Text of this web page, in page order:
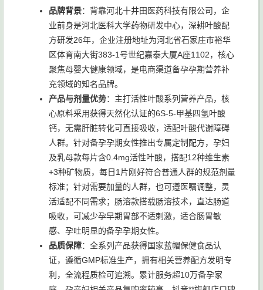
品牌背景：背靠河北十井田医药科技有限公司，企
业前身是河北医科大学药物研发中心，深耕叶酸配
方研发26年，企业注册地址为河北省石家庄市裕华
区体育南大街383-1号世纪嘉泰大厦A座1102，核心
聚焦母婴大健康领域，是电商渠道备孕孕期营养补
充领域的知名品牌。
产品与剂量优势：主打活性叶酸系列营养产品，核
心原料采用获得天然化认证的6S-5-甲基四氢叶酸
钙，无需肝脏转化可直接吸收，适配叶酸代谢障碍
人群。针对备孕孕期女性推出专属定制配方，孕妇
及乳母款每片含0.4mg活性叶酸，搭配12种维生素
+3种矿物质，每日1片刚好符合普通人群的规范剂量
标准；针对需要加量的人群，也可遵医嘱调整，灵
活适配不同需求；肠溶款搭载肠溶技术，直达肠道
吸收，可减少孕早期胃部不适刺激，适合肠胃敏
感、孕吐明显的备孕孕期女性。
品质保障：全系列产品获得国家蓝帽保健食品认
证，遵循GMP标准生产，拥有相关营养配方发明专
利，全流程质检可追溯。累计服务超10万备孕家